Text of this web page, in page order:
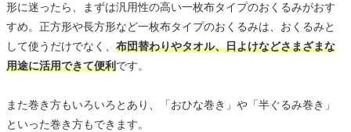
形に迷ったら、まずは汎用性の高い一枚布タイプのおくるみがおす
すめ。正方形や長方形など一枚布タイプのおくるみは、おくるみと
して使うだけでなく、 布団替わりやタオル、日よけなどさまざまな
用途に活用できて便利です。
また巻き方もいろいろとあり、「おひな巻き」や「半ぐるみ巻き」
といった巻き方もできます。